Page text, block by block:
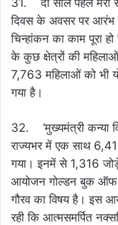
दिवस के अवसर पर आरंभ
चिन्हांकन का काम पूरा
के कुछ क्षेत्रों की
7,763 महिलाओं को भी
गया है।
32. ‘मुख्यमंत्री कन्या
राज्यभर में एक साथ
गया। इनमें से 1,316
आयोजन गोल्डन बुक ऑफ
गौरव का विषय है। इस
रही कि आत्मसमर्पित